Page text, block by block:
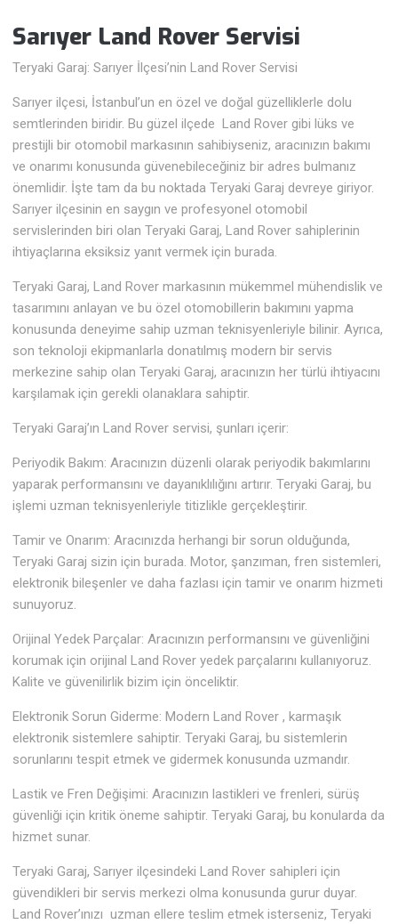
Sarıyer Land Rover Servisi
Teryaki Garaj: Sarıyer İlçesi’nin Land Rover Servisi
Sarıyer ilçesi, İstanbul’un en özel ve doğal güzelliklerle dolu
semtlerinden biridir. Bu güzel ilçede Land Rover gibi lüks ve
prestijli bir otomobil markasının sahibiyseniz, aracınızın bakımı
ve onarımı konusunda güvenebileceğiniz bir adres bulmanız
önemlidir. İşte tam da bu noktada Teryaki Garaj devreye giriyor.
Sarıyer ilçesinin en saygın ve profesyonel otomobil
servislerinden biri olan Teryaki Garaj, Land Rover sahiplerinin
ihtiyaçlarına eksiksiz yanıt vermek için burada.
Teryaki Garaj, Land Rover markasının mükemmel mühendislik ve
tasarımını anlayan ve bu özel otomobillerin bakımını yapma
konusunda deneyime sahip uzman teknisyenleriyle bilinir. Ayrıca,
son teknoloji ekipmanlarla donatılmış modern bir servis
merkezine sahip olan Teryaki Garaj, aracınızın her türlü ihtiyacını
karşılamak için gerekli olanaklara sahiptir.
Teryaki Garaj’ın Land Rover servisi, şunları içerir:
Periyodik Bakım: Aracınızın düzenli olarak periyodik bakımlarını
yaparak performansını ve dayanıklılığını artırır. Teryaki Garaj, bu
işlemi uzman teknisyenleriyle titizlikle gerçekleştirir.
Tamir ve Onarım: Aracınızda herhangi bir sorun olduğunda,
Teryaki Garaj sizin için burada. Motor, şanzıman, fren sistemleri,
elektronik bileşenler ve daha fazlası için tamir ve onarım hizmeti
sunuyoruz.
Orijinal Yedek Parçalar: Aracınızın performansını ve güvenliğini
korumak için orijinal Land Rover yedek parçalarını kullanıyoruz.
Kalite ve güvenilirlik bizim için önceliktir.
Elektronik Sorun Giderme: Modern Land Rover , karmaşık
elektronik sistemlere sahiptir. Teryaki Garaj, bu sistemlerin
sorunlarını tespit etmek ve gidermek konusunda uzmandır.
Lastik ve Fren Değişimi: Aracınızın lastikleri ve frenleri, sürüş
güvenliği için kritik öneme sahiptir. Teryaki Garaj, bu konularda da
hizmet sunar.
Teryaki Garaj, Sarıyer ilçesindeki Land Rover sahipleri için
güvendikleri bir servis merkezi olma konusunda gurur duyar.
Land Rover’ınızı uzman ellere teslim etmek isterseniz, Teryaki